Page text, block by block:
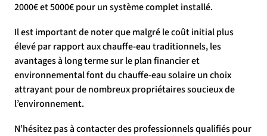
2000€ et 5000€ pour un système complet installé.
Il est important de noter que malgré le coût initial plus
élevé par rapport aux chauffe-eau traditionnels, les
avantages à long terme sur le plan financier et
environnemental font du chauffe-eau solaire un choix
attrayant pour de nombreux propriétaires soucieux de
l’environnement.
N’hésitez pas à contacter des professionnels qualifiés pour